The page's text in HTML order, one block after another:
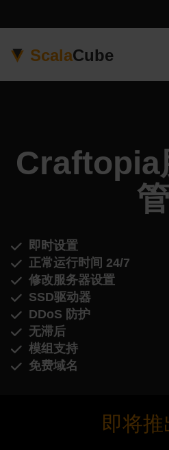
ScalaCube
Craftopia
管
即时设置
正常运行时间 24/7
修改服务器设置
SSD驱动器
DDoS 防护
无滞后
模组支持
免费域名
即将推